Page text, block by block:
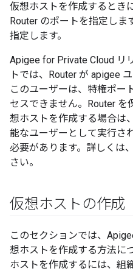
仮想ホストを作成するとき
Router のポートを指定しま
指定します。
Apigee for Private Cloud リ
トでは、Router が apigee
このユーザーは、特権ポー
セスできません。Router を
想ホストを作成する場合は
能なユーザーとして実行さ
必要があります。詳しくは、
さい。
仮想ホストの作成
このセクションでは、
想ホストを作成する方法に
ホストを作成するには、組